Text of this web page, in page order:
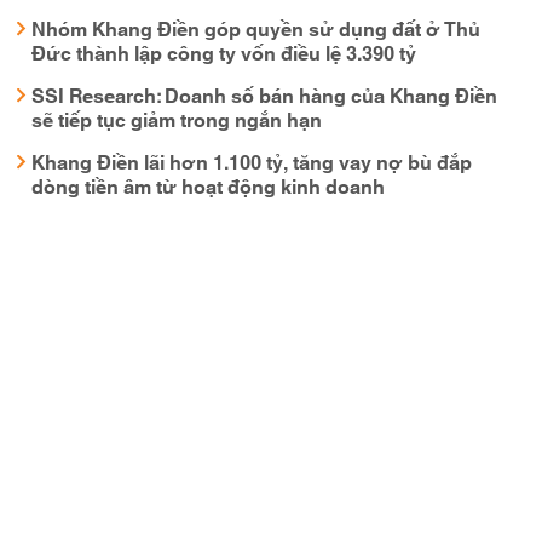
Nhóm Khang Điền góp quyền sử dụng đất ở Thủ
Đức thành lập công ty vốn điều lệ 3.390 tỷ
SSI Research: Doanh số bán hàng của Khang Điền
sẽ tiếp tục giảm trong ngắn hạn
Khang Điền lãi hơn 1.100 tỷ, tăng vay nợ bù đắp
dòng tiền âm từ hoạt động kinh doanh